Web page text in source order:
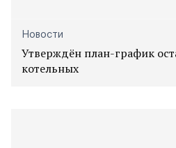
Новости
Утверждён план-график
котельных